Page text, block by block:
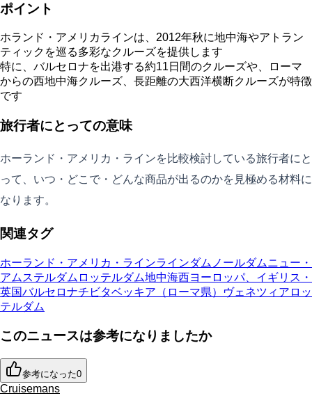
ポイント
ホランド・アメリカラインは、2012年秋に地中海やアトラン
ティックを巡る多彩なクルーズを提供します
特に、バルセロナを出港する約11日間のクルーズや、ローマ
からの西地中海クルーズ、長距離の大西洋横断クルーズが特徴
です
旅行者にとっての意味
ホーランド・アメリカ・ラインを比較検討している旅行者にと
って、いつ・どこで・どんな商品が出るのかを見極める材料に
なります。
関連タグ
ホーランド・アメリカ・ラインラインダム ノールダムニュー・
アムステルダム ロッテルダム地中海西ヨーロッパ、イギリス・
英国バルセロナチビタベッキア（ローマ県） ヴェネツィア ロッ
テルダム
このニュースは参考になりましたか
参考になった0
Cruisemans